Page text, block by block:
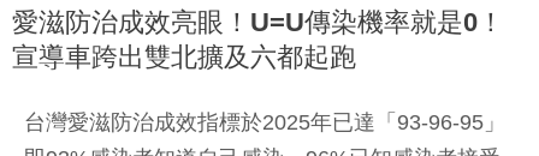
愛滋防治成效亮眼！U=U傳染機率就是0！
宣導車跨出雙北擴及六都起跑
台灣愛滋防治成效指標於2025年已達「93-96-95」